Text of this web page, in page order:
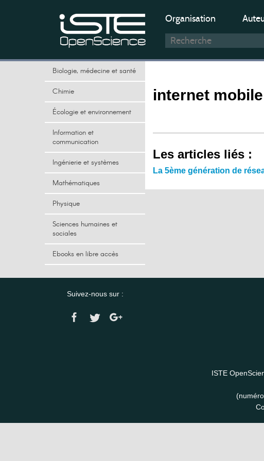
Organisation
Biologie, médecine et santé
Chimie
Écologie et environnement
Information et
communication
Ingénierie et systèmes
Mathématiques
Physique
Sciences humaines et
sociales
Ebooks en libre accès
internet mobile
Les articles liés :
La 5ème génération de
Suivez-nous sur :
ISTE